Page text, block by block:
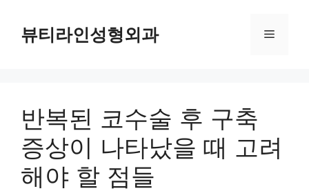
뷰티라인성형외과 메
반복된 코수술 후 구축
증상이 나타났을 때 고려
해야 할 점들